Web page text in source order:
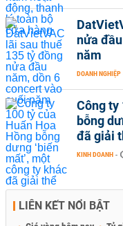
nửa
năm
DOANH NGHIỆP
Công ty
bỗng
đã giải
KINH DOANH -
LIÊN KẾT NỔI BẬT